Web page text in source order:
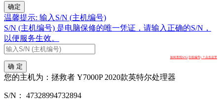
确定
温馨提示: 输入S/N (主机编号)
S/N (主机编号) 是电脑保修的唯一凭证，请输入正确的S/N，
以便服务生效。
如何查找S/N (主机编号) ？点击这里
确 定
您的主机为： 拯救者 Y7000P 2020款英特尔处理器
S/N： 47328994732894